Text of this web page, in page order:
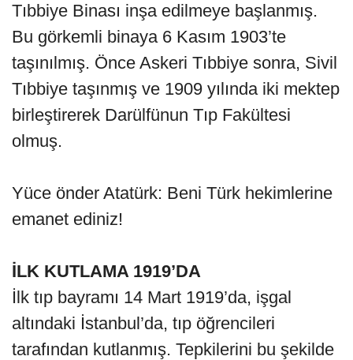
Tıbbiye Binası inşa edilmeye başlanmış.
Bu görkemli binaya 6 Kasım 1903’te
taşınılmış. Önce Askeri Tıbbiye sonra, Sivil
Tıbbiye taşınmış ve 1909 yılında iki mektep
birleştirerek Darülfünun Tıp Fakültesi
olmuş.
Yüce önder Atatürk: Beni Türk hekimlerine
emanet ediniz!
İLK KUTLAMA 1919’DA
İlk tıp bayramı 14 Mart 1919’da, işgal
altındaki İstanbul’da, tıp öğrencileri
tarafından kutlanmış. Tepkilerini bu şekilde